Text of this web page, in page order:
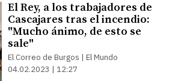
El Rey, a los trabajadores de
Cascajares tras el incendio:
"Mucho ánimo, de esto se
sale"
El Correo de Burgos | El Mundo
04.02.2023 | 12:27